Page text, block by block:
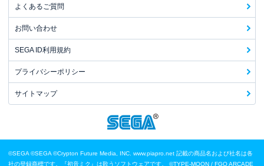
よくあるご質問
お問い合わせ
SEGA ID利用規約
プライバシーポリシー
サイトマップ
©SEGA ©SEGA ©Crypton Future Media, INC. www.piapro.net 記載の商品名および社名は各
社の登録商標です。『初音ミク』は歌うソフトウェアです。
©TYPE-MOON / FGO ARCADE